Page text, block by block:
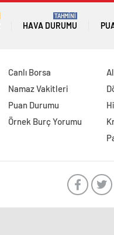
HAVA DURUMU
TAHMİNİ
Canlı Borsa
Namaz Vakitleri
Puan Durumu
Örnek Burç Yorumu